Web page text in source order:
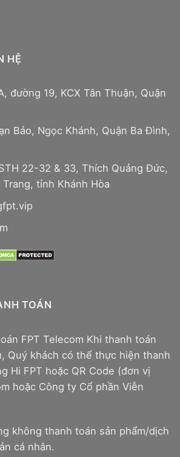
HỆ
đường 19, KCX Tân Thuận, Quận
Bảo, Ngọc Khánh, Quận Ba Đình,
22-32 & 33, Thích Quảng Đức,
Trang, tỉnh Khánh Hòa
TOÁN
FPT Telecom Khi thanh toán
Quý khách có thể thực hiện thanh
Hi FPT hoặc QR Code (đơn vị
hoặc Công ty Cổ phần Viễn
không thanh toán sản phẩm/dịch
cá nhân.